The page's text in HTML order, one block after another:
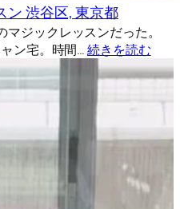
ン 渋谷区, 東京都
マジックレッスンだった。
ン宅。時間…続きを読む